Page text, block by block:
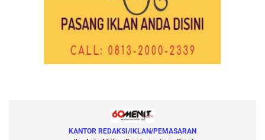
KANTOR REDAKSI/IKLAN/PEMASARAN